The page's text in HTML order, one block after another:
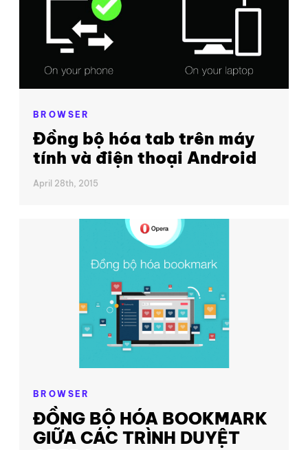
BROWSER
Đồng bộ hóa tab trên máy
tính và điện thoại Android
April 28th, 2015
BROWSER
ĐỒNG BỘ HÓA BOOKMARK
GIỮA CÁC TRÌNH DUYỆT